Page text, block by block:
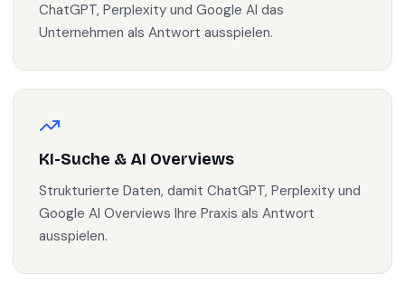
ChatGPT, Perplexity und Google AI das
Unternehmen als Antwort ausspielen.
KI-Suche & AI Overviews
Strukturierte Daten, damit ChatGPT, Perplexity und
Google AI Overviews Ihre Praxis als Antwort
ausspielen.